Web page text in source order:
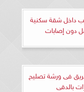
داخل شقة سكنية
دون إصابات
فى ورشة تصليح
بالدقى